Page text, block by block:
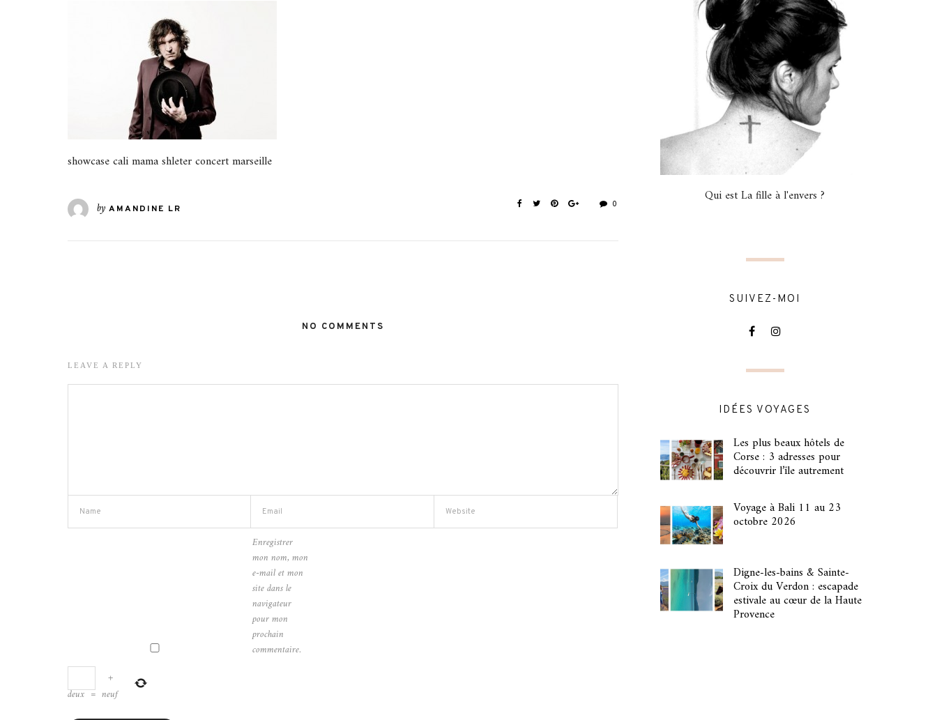
showcase cali mama shleter concert marseille
by AMANDINE LR 0
NO COMMENTS
LEAVE A REPLY
Enregistrer
mon nom, mon
e-mail et mon
site dans le
navigateur
pour mon
prochain
commentaire.
+
deux= neuf
Qui est La fille à l'envers ?
SUIVEZ-MOI
IDÉES VOYAGES
Les plus beaux hôtels de
Corse : 3 adresses pour
découvrir l’île autrement
Voyage à Bali 11 au 23
octobre 2026
Digne-les-bains & Sainte-
Croix du Verdon : escapade
estivale au cœur de la Haute
Provence